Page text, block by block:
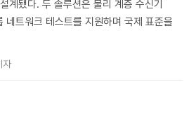
계됐다. 두 솔루션은 물리 계층 수신기
네트워크 테스트를 지원하며 국제 표준을
자